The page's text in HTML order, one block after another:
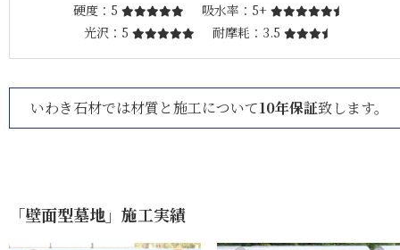
硬度
5 吸水率
5+
光沢
5 耐摩耗 3.5
いわき石材では材質と施工について10年保証致します。
「壁面型墓地」施工実績